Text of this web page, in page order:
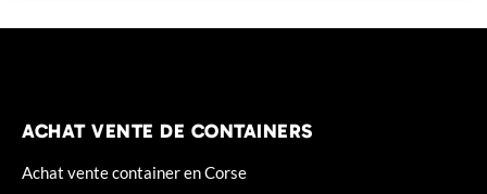
ACHAT VENTE DE CONTAINERS
Achat vente container en Corse